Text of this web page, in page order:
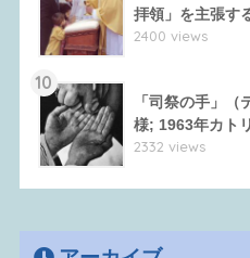
拝領」を主張す
2400 views
10
「司祭の手」
様; 1963年カト
2332 views